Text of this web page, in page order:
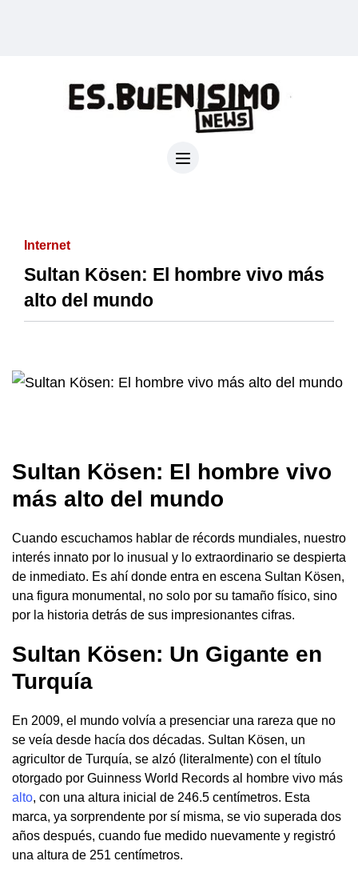
Internet
Sultan Kösen: El hombre vivo más
alto del mundo
Sultan Kösen: El hombre vivo
más alto del mundo
Cuando escuchamos hablar de récords mundiales, nuestro
interés innato por lo inusual y lo extraordinario se despierta
de inmediato. Es ahí donde entra en escena Sultan Kösen,
una figura monumental, no solo por su tamaño físico, sino
por la historia detrás de sus impresionantes cifras.
Sultan Kösen: Un Gigante en
Turquía
En 2009, el mundo volvía a presenciar una rareza que no
se veía desde hacía dos décadas. Sultan Kösen, un
agricultor de Turquía, se alzó (literalmente) con el título
otorgado por Guinness World Records al hombre vivo más
alto, con una altura inicial de 246.5 centímetros. Esta
marca, ya sorprendente por sí misma, se vio superada dos
años después, cuando fue medido nuevamente y registró
una altura de 251 centímetros.